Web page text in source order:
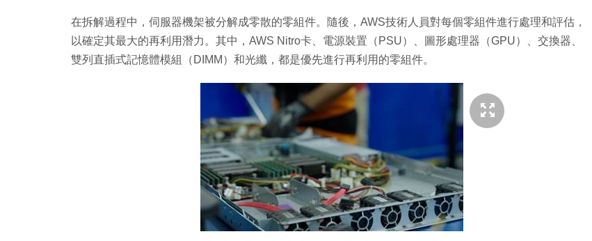
在拆解過程中，伺服器機架被分解成零散的零組件。隨後，AWS技術人員對每個零組件進行處理和評估，
以確定其最大的再利用潛力。其中，AWS Nitro卡、電源裝置（PSU）、圖形處理器（GPU）、交換器、
雙列直插式記憶體模組（DIMM）和光纖，都是優先進行再利用的零組件。